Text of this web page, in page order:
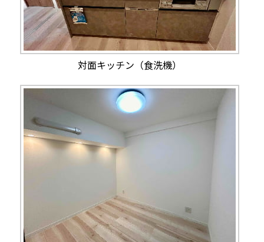
対面キッチン（食洗機）